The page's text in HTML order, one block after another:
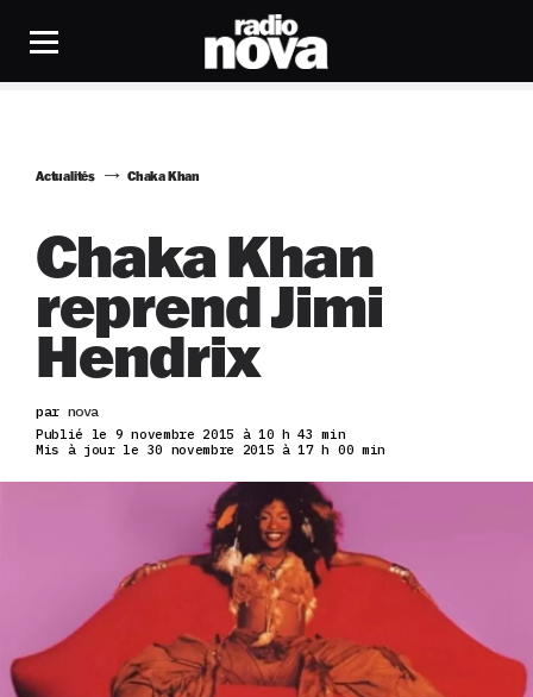
Actualités Chaka Khan
Chaka Khan
reprend Jimi
Hendrix
par nova
Publié le 9 novembre 2015 à 10 h 43 min
Mis à jour le 30 novembre 2015 à 17 h 00 min